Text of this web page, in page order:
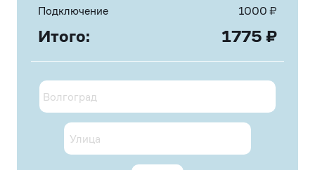
Подключение
1000₽
Итого: 1775 ₽